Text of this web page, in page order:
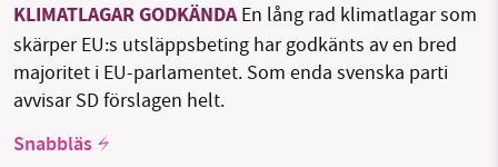
Sök Sparade inlägg Tipsa oss
KLIMATLAGAR GODKÄNDAEn lång rad klimatlagar som
skärper EU:s utsläppsbeting har godkänts av en bred
majoritet i EU-parlamentet. Som enda svenska parti
avvisar SD förslagen helt.
Snabbläs